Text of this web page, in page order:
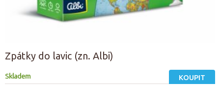
Zpátky do lavic (zn. Albi)
Skladem KOUPIT